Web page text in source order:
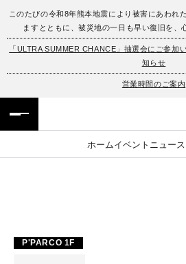
このたびの令和8年熊本地震により被害にあわれ
ますとともに、被災地の一日も早い復旧を、
「ULTRA SUMMER CHANCE」抽選会にご参加
知らせ
営業時間のご案内
ホームイベント ニュース
フロアガイド
施設案内・アクセス
ENGLISH
繁体字
P'PARCO 1F